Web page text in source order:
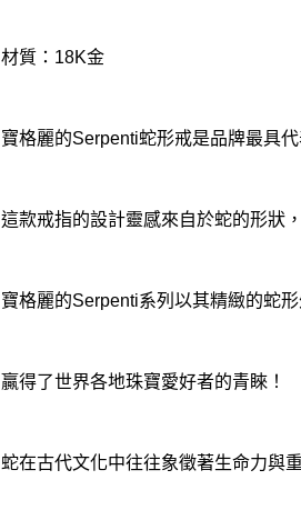
材質：18K金
寶格麗的Serpenti蛇形戒是品牌最具
這款戒指的設計靈感來自於蛇的形狀
寶格麗的Serpenti系列以其精緻的蛇
贏得了世界各地珠寶愛好者的青睞！
蛇在古代文化中往往象徵著生命力與重